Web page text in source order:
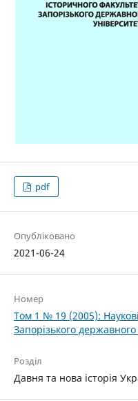
pdf
Опубліковано
2021-06-24
Номер
Том 1 № 19 (2005):
Запорізького державного
Розділ
Давня та нова історія